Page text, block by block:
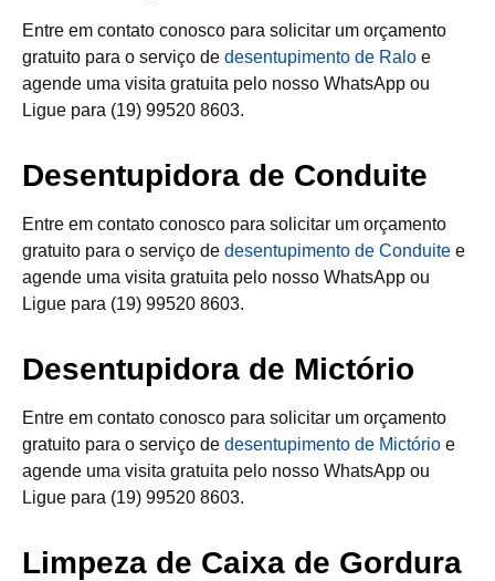
Entre em contato conosco para solicitar um orçamento
gratuito para o serviço de desentupimento de Ralo e
agende uma visita gratuita pelo nosso WhatsApp ou
Ligue para (19) 99520 8603.
Desentupidora de Conduite
Entre em contato conosco para solicitar um orçamento
gratuito para o serviço de desentupimento de Conduite e
agende uma visita gratuita pelo nosso WhatsApp ou
Ligue para (19) 99520 8603.
Desentupidora de Mictório
Entre em contato conosco para solicitar um orçamento
gratuito para o serviço de desentupimento de Mictório e
agende uma visita gratuita pelo nosso WhatsApp ou
Ligue para (19) 99520 8603.
Limpeza de Caixa de Gordura